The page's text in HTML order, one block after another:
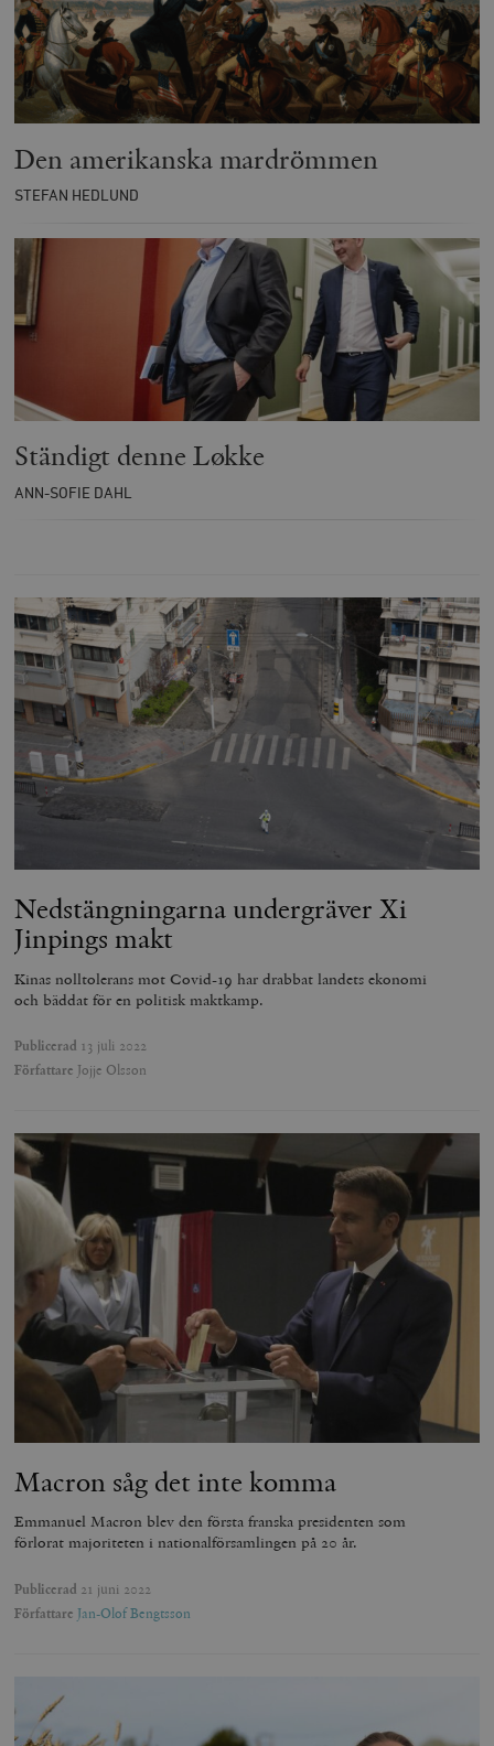
Den amerikanska mardrömmen
STEFAN HEDLUND
Ständigt denne Løkke
ANN-SOFIE DAHL
Nedstängningarna undergräver Xi
Jinpings makt
Kinas nolltolerans mot Covid-19 har drabbat landets ekonomi
och bäddat för en politisk maktkamp.
Publicerad 13 juli 2022
Författare Jojje Olsson
Macron såg det inte komma
Emmanuel Macron blev den första franska presidenten som
förlorat majoriteten i nationalförsamlingen på 20 år.
Publicerad 21 juni 2022
Författare Jan-Olof Bengtsson